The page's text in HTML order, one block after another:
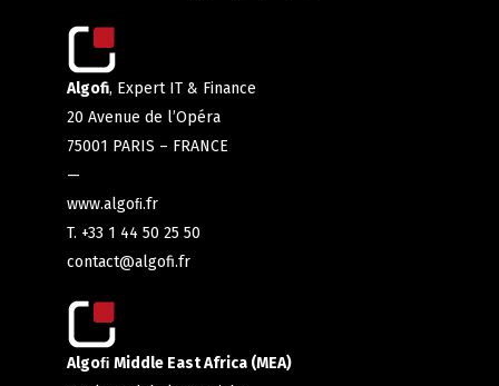
Algofi, Expert IT & Finance
20 Avenue de l’Opéra
75001 PARIS – FRANCE
—
www.algoﬁ.fr
T. +33 1 44 50 25 50
contact@algofi.fr
Algoﬁ Middle East Africa (MEA)